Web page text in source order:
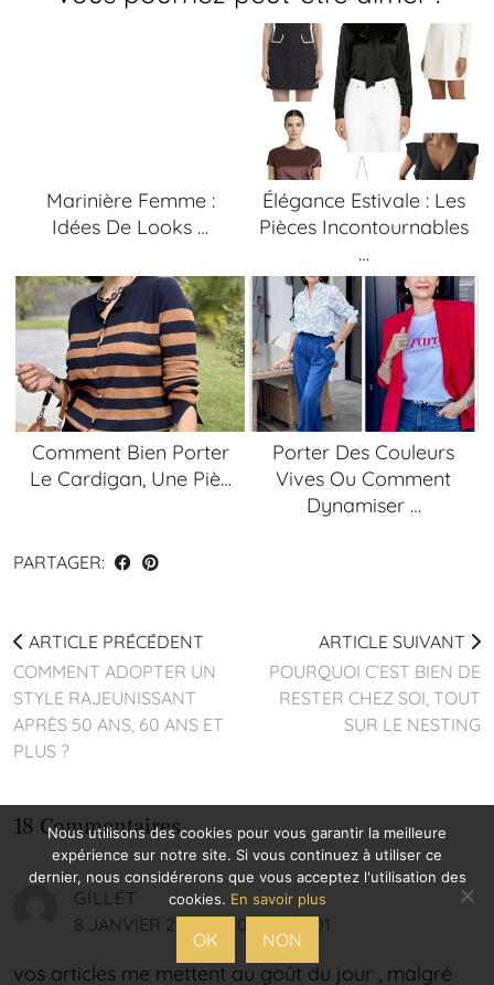
Marinière Femme :
Idées De Looks …
Élégance Estivale : Les
Pièces Incontournables
…
Comment Bien Porter
Le Cardigan, Une Piè…
Porter Des Couleurs
Vives Ou Comment
Dynamiser …
PARTAGER:
ARTICLE PRÉCÉDENT
COMMENT ADOPTER UN
STYLE RAJEUNISSANT
APRÈS 50 ANS, 60 ANS ET
PLUS ?
ARTICLE SUIVANT
POURQUOI C’EST BIEN DE
RESTER CHEZ SOI, TOUT
SUR LE NESTING
18 Commentaires
GILLET
8 JANVIER 2024 / 9 09 40 01401
vos articles me mettent au goût du jour , malgré
Nous utilisons des cookies pour vous garantir la meilleure
expérience sur notre site. Si vous continuez à utiliser ce
dernier, nous considérerons que vous acceptez l'utilisation des
cookies. En savoir plus
OK NON